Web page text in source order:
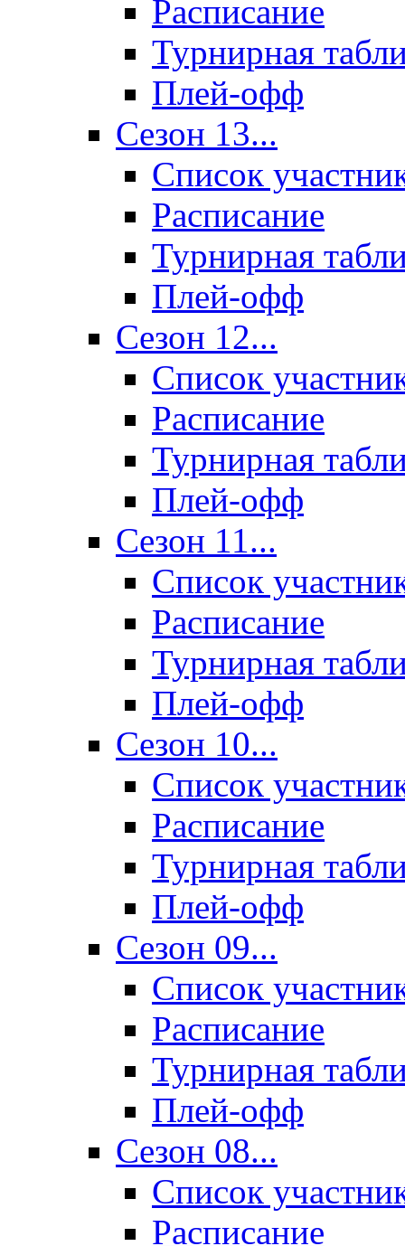
Расписание
Турнирная
Плей-офф
Сезон 13...
Список
Расписание
Турнирная
Плей-офф
Сезон 12...
Список
Расписание
Турнирная
Плей-офф
Сезон 11...
Список
Расписание
Турнирная
Плей-офф
Сезон 10...
Список
Расписание
Турнирная
Плей-офф
Сезон 09...
Список
Расписание
Турнирная
Плей-офф
Сезон 08...
Список
Расписание